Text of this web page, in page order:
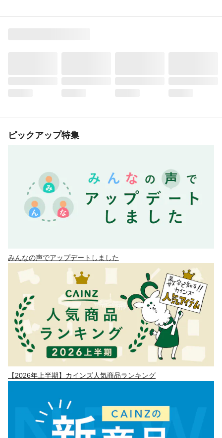
ピックアップ特集
みんなの声でアップデートしました
【2026年上半期】カインズ人気商品ランキング